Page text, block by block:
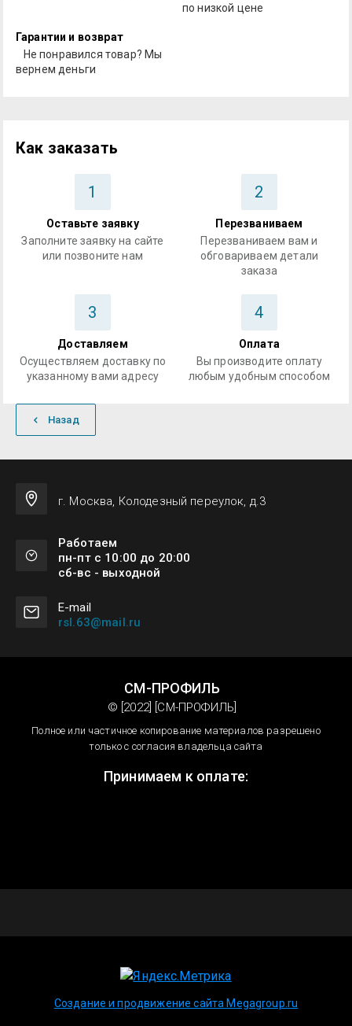
по низкой цене
Гарантии и возврат
Не понравился товар? Мы
вернем деньги
Как заказать
1
Оставьте заявку
Заполните заявку на сайте
или позвоните нам
2
Перезваниваем
Перезваниваем вам и
обговариваем детали
заказа
3
Доставляем
Осуществляем доставку по
указанному вами адресу
4
Оплата
Вы производите оплату
любым удобным способом
Назад
г. Москва, Колодезный переулок, д.3
Работаем
пн-пт с 10:00 до 20:00
сб-вс - выходной
Е-mail
rsl.63@mail.ru
СМ-ПРОФИЛЬ
© [2022] [СМ-ПРОФИЛЬ]
Полное или частичное копирование материалов разрешено
только с согласия владельца сайта
Принимаем к оплате:
Создание и продвижение сайта Megagroup.ru